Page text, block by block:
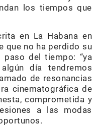
los tiempos que
en La Habana en
que no ha perdido su
del tiempo: “ya
día tendremos
de resonancias
cinematográfica de
comprometida y
a las modas